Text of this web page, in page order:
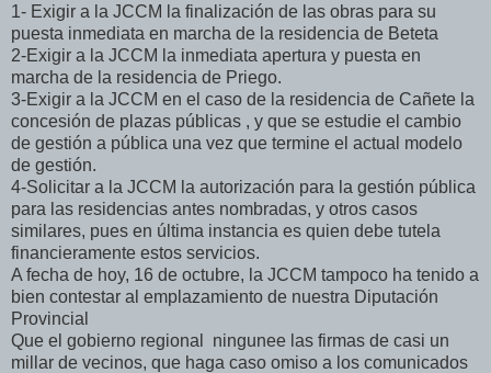
1- Exigir a la JCCM la finalización de las obras para su
puesta inmediata en marcha de la residencia de Beteta
2-Exigir a la JCCM la inmediata apertura y puesta en
marcha de la residencia de Priego.
3-Exigir a la JCCM en el caso de la residencia de Cañete la
concesión de plazas públicas , y que se estudie el cambio
de gestión a pública una vez que termine el actual modelo
de gestión.
4-Solicitar a la JCCM la autorización para la gestión pública
para las residencias antes nombradas, y otros casos
similares, pues en última instancia es quien debe tutela
financieramente estos servicios.
A fecha de hoy, 16 de octubre, la JCCM tampoco ha tenido a
bien contestar al emplazamiento de nuestra Diputación
Provincial
Que el gobierno regional ningunee las firmas de casi un
millar de vecinos, que haga caso omiso a los comunicados